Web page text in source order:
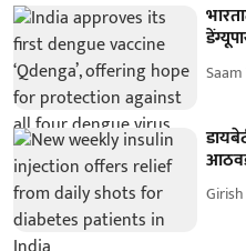
Saam